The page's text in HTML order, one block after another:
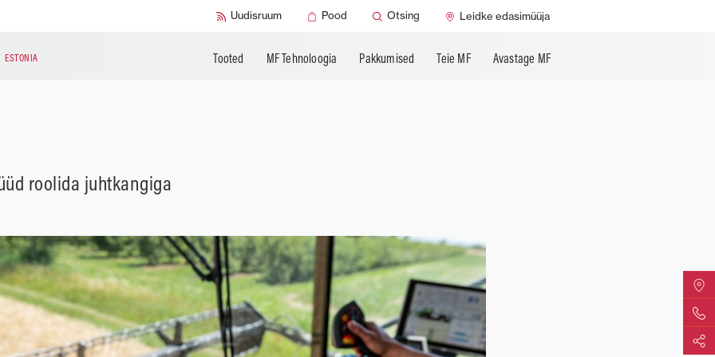
Uudisruum Pood Otsing Leidke edasimüüja
ESTONIA Tooted MF Tehnoloogia Pakkumised Teie MF Avastage MF
Tehniline kirjandus
roolida juhtkangiga
Võtke
Jagage